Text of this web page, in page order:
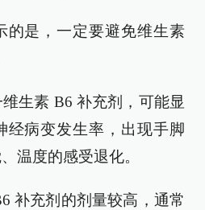
的是，一定要避免维生素
生素 B6 补充剂，可能显
经病变发生率，出现手脚
温度的感受退化。
补充剂的剂量较高，通常